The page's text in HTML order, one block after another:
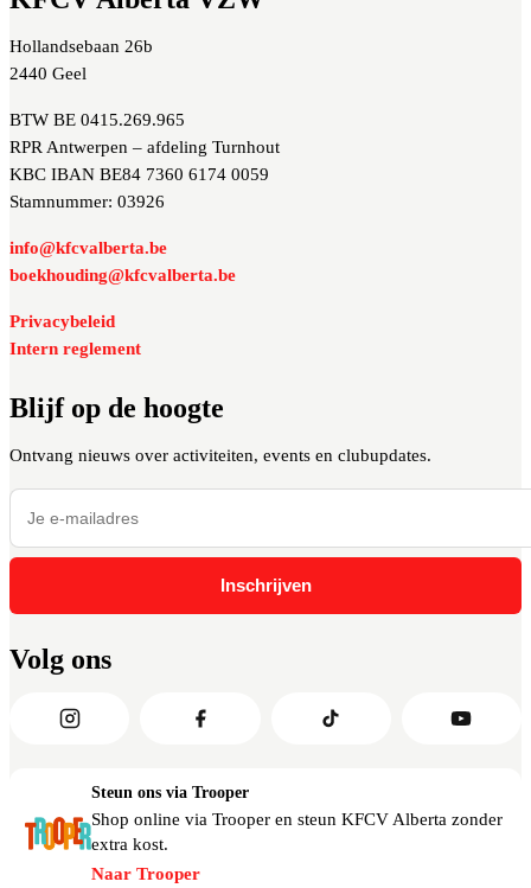
Hollandsebaan 26b
2440 Geel
BTW BE 0415.269.965
RPR Antwerpen – afdeling Turnhout
KBC IBAN BE84 7360 6174 0059
Stamnummer: 03926
info@kfcvalberta.be
boekhouding@kfcvalberta.be
Privacybeleid
Intern reglement
Blijf op de hoogte
Ontvang nieuws over activiteiten, events en clubupdates.
Inschrijven
Volg ons
Steun ons via Trooper
Shop online via Trooper en steun KFCV Alberta zonder
extra kost.
Naar Trooper